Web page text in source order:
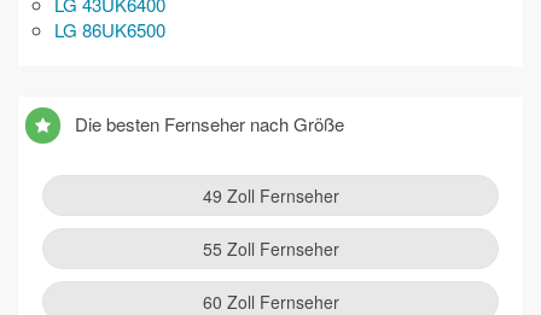
LG 86UK6500
Die besten Fernseher nach Größe
49 Zoll Fernseher
55 Zoll Fernseher
60 Zoll Fernseher